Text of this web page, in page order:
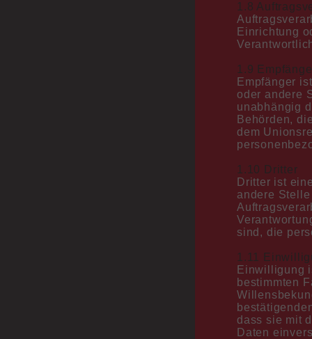
1.8
Einrichtung
1.9
Empfänger
oder andere
unabhängig
Behörden,
dem
1.10 Dritter
Dritter ist
andere
sind, die
1.11
Einwilligung
bestimmten
dass sie mit
Daten